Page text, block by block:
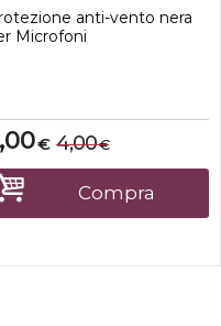
anti-vento nera
Microfoni
€ €
4,00
Compra